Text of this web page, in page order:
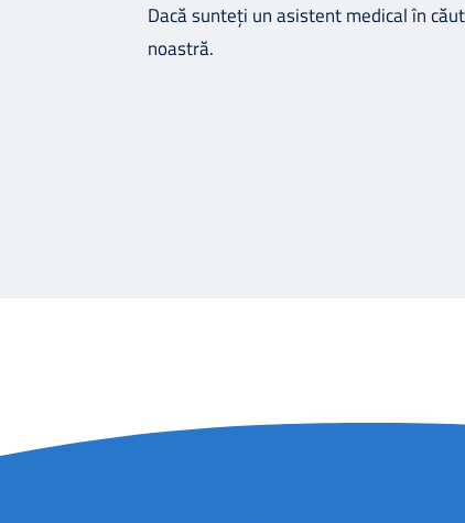
Dacă sunteți un asistent medical în
noastră.